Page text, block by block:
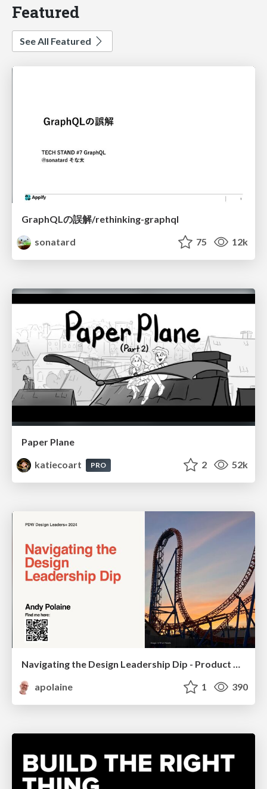
Featured
See All Featured
GraphQLの誤解/rethinking-graphql
sonatard
75 12k
Paper Plane
katiecoart
PRO 2 52k
Navigating the Design Leadership Dip - Product Design Week Design Leaders+ Conference 2024
apolaine
1 390